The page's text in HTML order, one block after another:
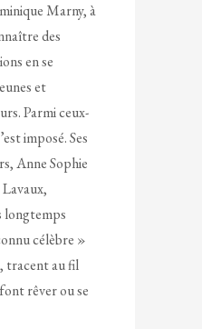
Marny, à
des
en se
et
Parmi ceux-
imposé. Ses
Anne Sophie
longtemps
célèbre »
tracent au fil
rêver ou se